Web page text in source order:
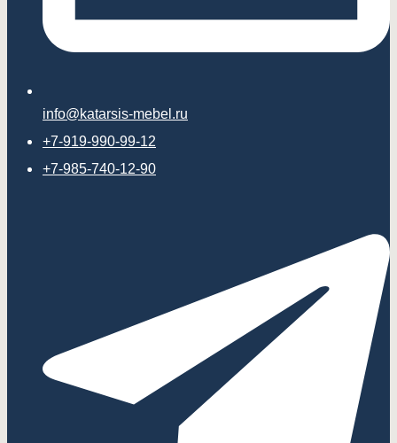
info@katarsis-mebel.ru
+7-919-990-99-12
+7-985-740-12-90